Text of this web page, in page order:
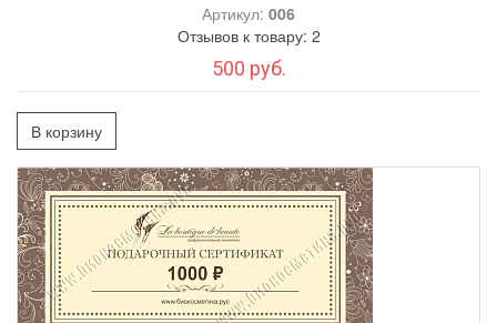
Артикул: 006
Отзывов к товару: 2
500 руб.
В корзину